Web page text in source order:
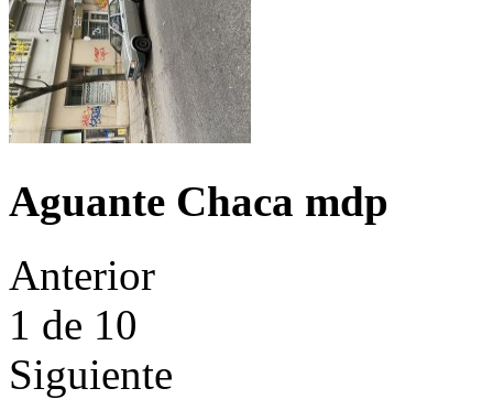
Aguante Chaca mdp
Anterior
1 de 10
Siguiente